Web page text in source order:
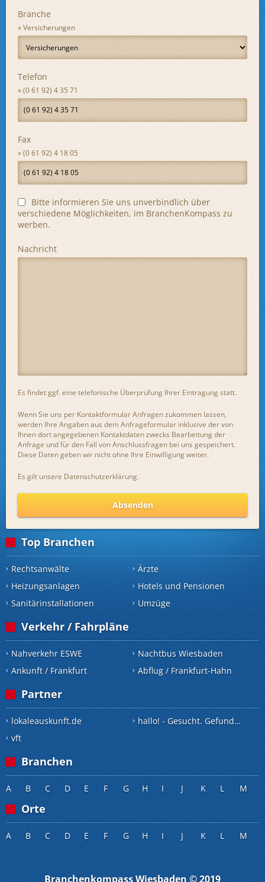
Branche
Versicherungen
Telefon
(0 61 92) 4 35 71
Fax
(0 61 92) 4 18 05
Bitte informieren Sie uns unverbindlich über
verschiedene Möglichkeiten, im BranchenKompass zu
werben.
Nachricht
Es findet ggf. eine telefonische Überprüfung Ihrer Eintragung statt.
Wenn Sie uns per Kontaktformular Anfragen zukommen lassen,
werden Ihre Angaben aus dem Anfrageformular inklusive der von
Ihnen dort angegebenen Kontaktdaten zwecks Bearbeitung der
Anfrage und für den Fall von Anschlussfragen bei uns gespeichert.
Diese Daten geben wir nicht ohne Ihre Einwilligung weiter.
Es gilt unsere Datenschutzerklärung.
Absenden
Top Branchen
Rechtsanwälte Ärzte
Heizungsanlagen
Hotels und Pensionen
Sanitärinstallationen
Umzüge
Verkehr / Fahrpläne
Nahverkehr ESWE Nachtbus Wiesbaden
Ankunft / Frankfurt
Abflug / Frankfurt-Hahn
Partner
lokaleauskunft.de hallo! - Gesucht. Gefunden.
vft
Branchen
A B C D E F G H I J K L M
Orte
A B C D E F G H I J K L M
Branchenkompass Wiesbaden © 2019